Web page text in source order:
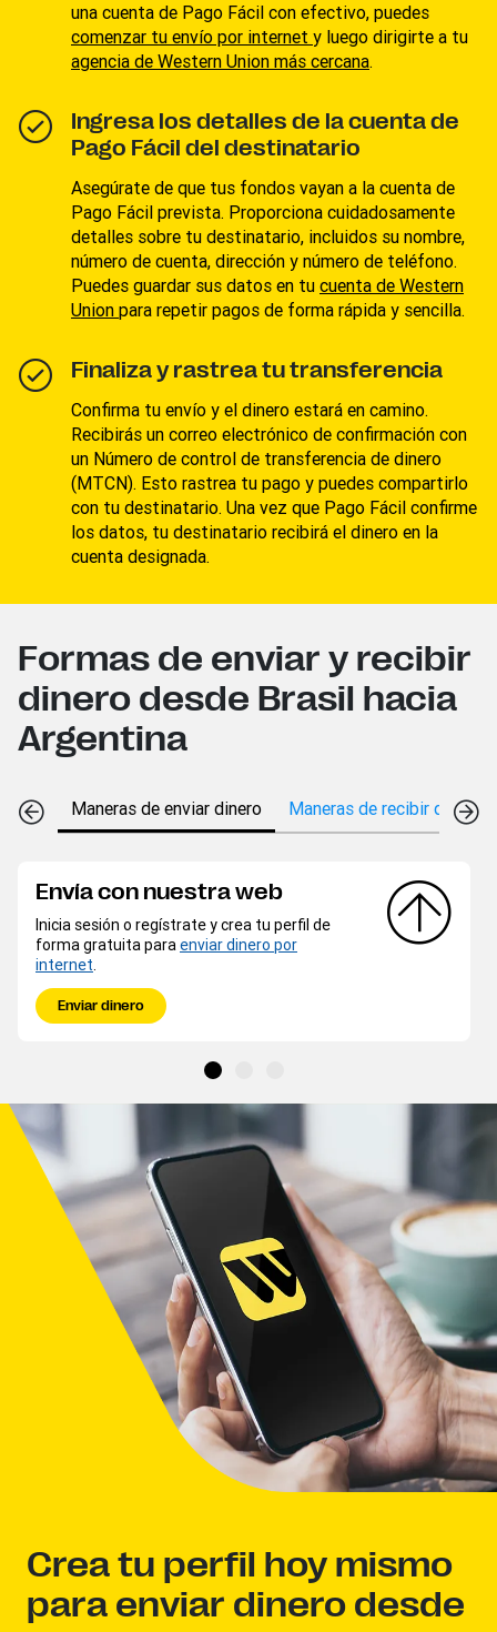
una cuenta de Pago Fácil con efectivo, puedes
comenzar tu envío por internet y luego dirigirte a tu
agencia de Western Union más cercana.
Ingresa los detalles de la cuenta de
Pago Fácil del destinatario
Asegúrate de que tus fondos vayan a la cuenta de
Pago Fácil prevista. Proporciona cuidadosamente
detalles sobre tu destinatario, incluidos su nombre,
número de cuenta, dirección y número de teléfono.
Puedes guardar sus datos en tu cuenta de Western
Union para repetir pagos de forma rápida y sencilla.
Finaliza y rastrea tu transferencia
Confirma tu envío y el dinero estará en camino.
Recibirás un correo electrónico de confirmación con
un Número de control de transferencia de dinero
(MTCN). Esto rastrea tu pago y puedes compartirlo
con tu destinatario. Una vez que Pago Fácil confirme
los datos, tu destinatario recibirá el dinero en la
cuenta designada.
Formas de enviar y recibir
dinero desde Brasil hacia
Argentina
Maneras de enviar dinero Maneras de recibir dinero
Envía con nuestra web
Inicia sesión o regístrate y crea tu perfil de
forma gratuita paraenviar dinero por
internet.
Enviar dinero
Crea tu perfil hoy mismo
para enviar dinero desde